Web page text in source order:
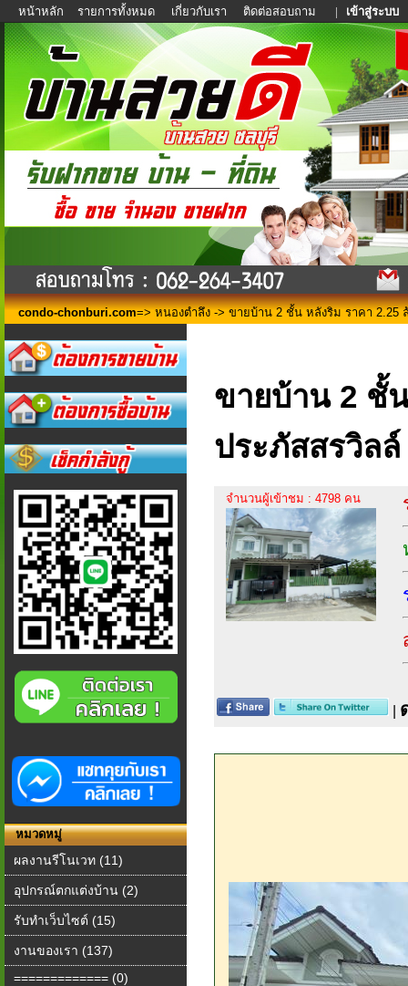
หน้าหลัก รายการทั้งหมด เกี่ยวกับเรา ติดต่อสอบถาม | เข้าสู่ระบบ
condo-chonburi.com=> หนองตำลึง -> ขายบ้าน 2 ชั้น หลังริม ราคา 2.25
หมวดหมู่
ผลงานรีโนเวท (11)
อุปกรณ์ตกแต่งบ้าน (2)
รับทำเว็บไซต์ (15)
งานของเรา (137)
============= (0)
ขายบ้าน 2 ชั้
ประภัสสรวิล
จำนวนผู้เข้าชม : 4798 คน